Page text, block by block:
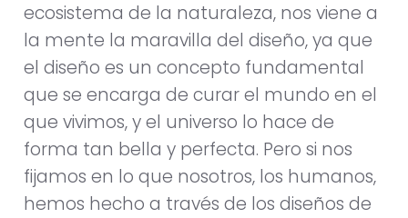
ecosistema de la naturaleza, nos viene a
la mente la maravilla del diseño, ya que
el diseño es un concepto fundamental
que se encarga de curar el mundo en el
que vivimos, y el universo lo hace de
forma tan bella y perfecta. Pero si nos
fijamos en lo que nosotros, los humanos,
hemos hecho a través de los diseños de